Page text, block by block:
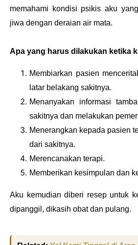
memahami kondisi psikis aku
jiwa dengan deraian air mata.
Apa yang harus dilakukan ketika
Membiarkan pasien
latar belakang sakitnya.
Menanyakan informasi
sakitnya dan melakukan
Menerangkan kepada pasien
dari sakitnya.
Merencanakan terapi.
Memberikan kesimpulan dan
Aku kemudian diberi resep untuk
dipanggil, dikasih obat dan pulang.